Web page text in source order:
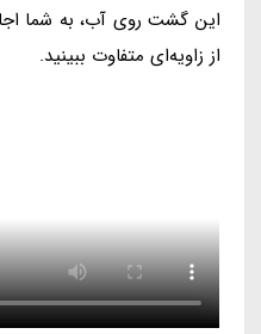
این گشت روی آب، به شما
از زاویه‌ای متفاوت ببینید.